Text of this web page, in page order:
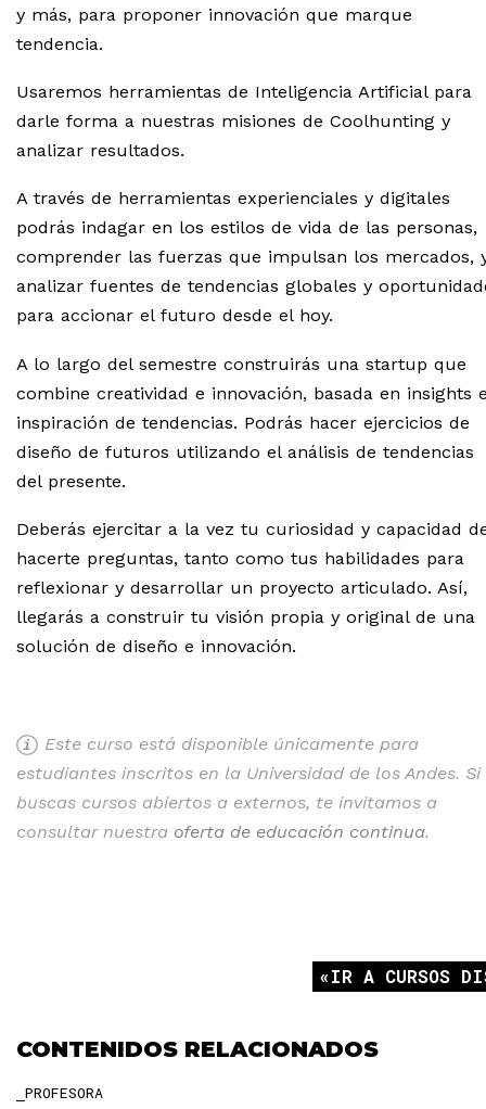
y más, para proponer innovación que marque
tendencia.
Usaremos herramientas de Inteligencia Artificial para
darle forma a nuestras misiones de Coolhunting y
analizar resultados.
A través de herramientas experienciales y digitales
podrás indagar en los estilos de vida de las personas,
comprender las fuerzas que impulsan los mercados,
analizar fuentes de tendencias globales y
para accionar el futuro desde el hoy.
A lo largo del semestre construirás una startup que
combine creatividad e innovación, basada en insights
inspiración de tendencias. Podrás hacer ejercicios de
diseño de futuros utilizando el análisis de tendencias
del presente.
Deberás ejercitar a la vez tu curiosidad y capacidad
hacerte preguntas, tanto como tus habilidades para
reflexionar y desarrollar un proyecto articulado. Así,
llegarás a construir tu visión propia y original de una
solución de diseño e innovación.
Este curso está disponible únicamente para
estudiantes inscritos en la Universidad de los Andes. Si
buscas cursos abiertos a externos, te invitamos a
consultar nuestra oferta de educación continua.
IR A CURSOS
CONTENIDOS RELACIONADOS
PROFESORA